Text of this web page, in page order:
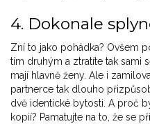
4. Dokonale
Zní to jako pohádka? Ovšem
tím druhým a ztratíte tak sami
mají hlavně ženy. Ale i
partnerce tak dlouho
dvě identické bytosti. A proč
kopií? Pamatujte na to, že se